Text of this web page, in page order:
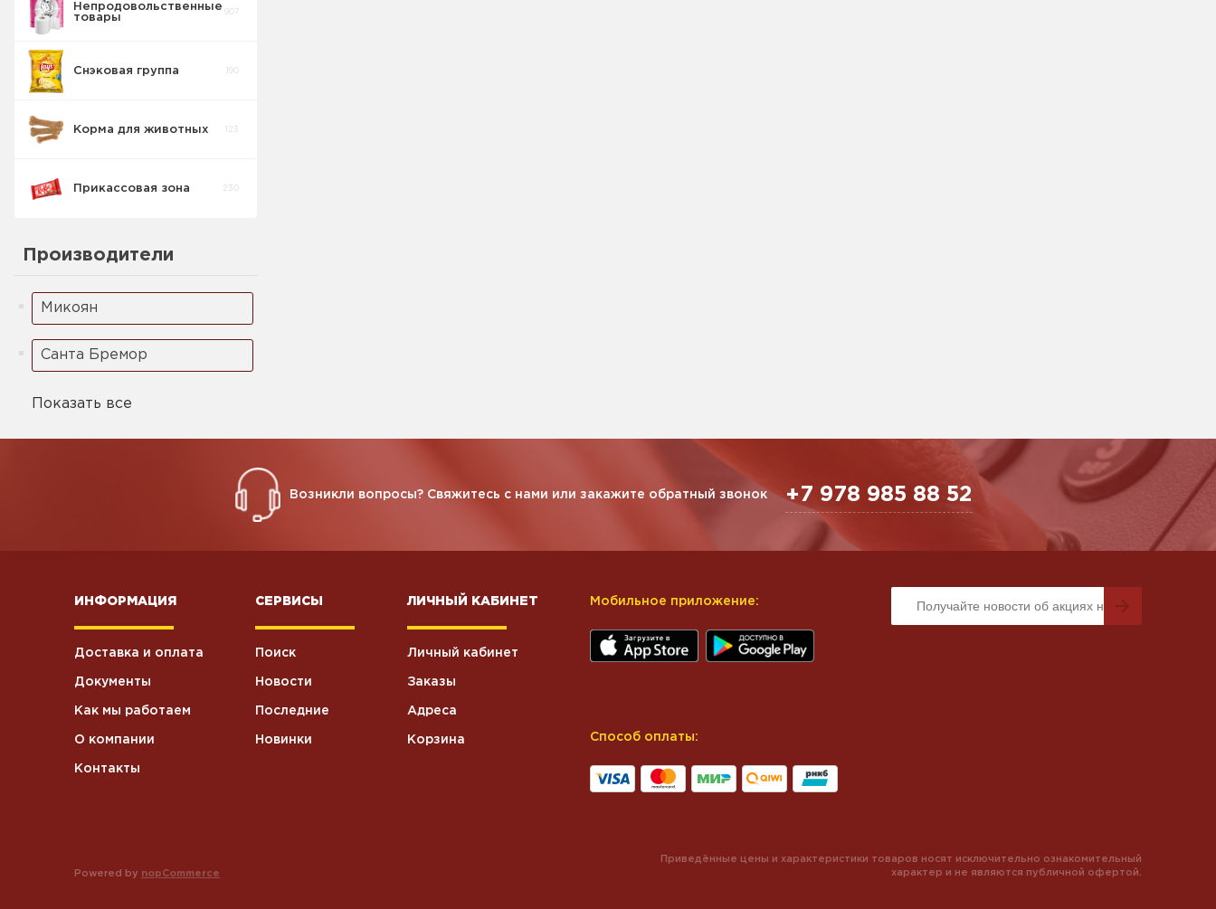
Крабовые
палочки
Непродовольственные
товары
907
Снэковая группа 190
Корма для животных 123
Прикассовая зона 230
Производители
Микоян
Санта Бремор
Показать все
Возникли вопросы? Свяжитесь с нами или закажите обратный звонок +7 978 985 88 52
ИНФОРМАЦИЯ
Доставка и оплата
Документы
Как мы работаем
О компании
Контакты
СЕРВИСЫ
Поиск
Новости
Последние
Новинки
ЛИЧНЫЙ КАБИНЕТ
Личный кабинет
Заказы
Адреса
Корзина
Мобильное приложение:
Способ оплаты:
Powered by nopCommerce
Приведённые цены и характеристики товаров носят исключительно ознакомительный
характер и не являются публичной офертой.